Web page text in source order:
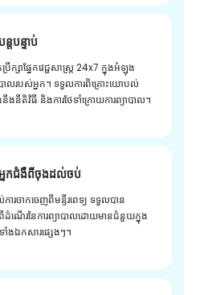
តបន្ទាប់
ាផ្នែកវេជ្ជសាស្រ្ត 24x7 ក្នុងអំឡុង
បាលរបស់អ្នក។ ទទួលការពិគ្រោះយោបល់
ងនីតិវិធី និងការថែទាំក្រោយការព្យាបាល។
នកជំងឺពីចុងដល់ចប់
រចាកចេញពីមន្ទីរពេទ្យ ទទួលបាន
ដំណើរនៃការព្យាបាលដោយមានជំនួយក្នុង
ាំងឯកសារផ្សេងៗ។